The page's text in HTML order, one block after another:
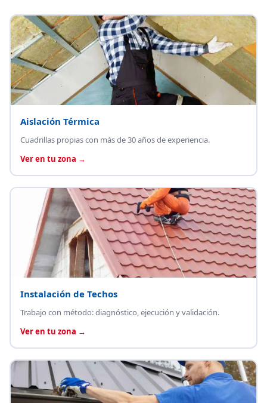
Aislación Térmica
Cuadrillas propias con más de 30 años de experiencia.
Ver en tu zona →
Instalación de Techos
Trabajo con método: diagnóstico, ejecución y validación.
Ver en tu zona →